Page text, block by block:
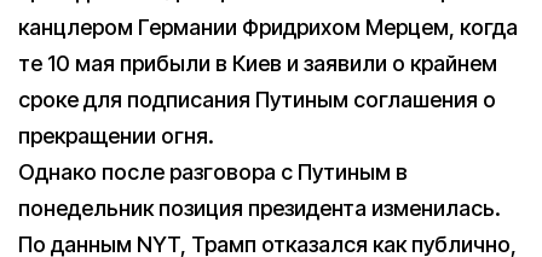
канцлером Германии Фридрихом Мерцем, когда
те 10 мая прибыли в Киев и заявили о крайнем
сроке для подписания Путиным соглашения о
прекращении огня.
Однако после разговора с Путиным в
понедельник позиция президента изменилась.
По данным NYT, Трамп отказался как публично,